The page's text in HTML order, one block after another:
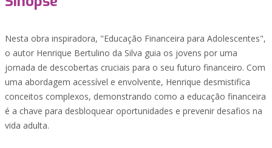
Nesta obra inspiradora, "Educação Financeira para Adolescentes",
o autor Henrique Bertulino da Silva guia os jovens por uma
jornada de descobertas cruciais para o seu futuro financeiro. Com
uma abordagem acessível e envolvente, Henrique desmistifica
conceitos complexos, demonstrando como a educação financeira
é a chave para desbloquear oportunidades e prevenir desafios na
vida adulta.